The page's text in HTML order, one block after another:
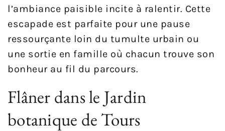
l’ambiance paisible incite à ralentir. Cette
escapade est parfaite pour une pause
ressourçante loin du tumulte urbain ou
une sortie en famille où chacun trouve son
bonheur au fil du parcours.
Flâner dans le Jardin
botanique de Tours